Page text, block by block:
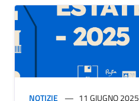
NOTIZIE 11 GIUGNO 2025